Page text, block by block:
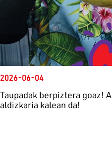
2026-06-04
Taupadak berpiztera goaz!
aldizkaria kalean da!